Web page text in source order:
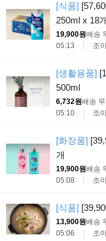
[식품]
250ml x 18
19,900원배송
05:13
조
[생활용품]
500ml
6,732원배송
05:10
조
[화장품]
개
19,900원배송
05:08
조
[식품]
13,900원배송
05:06
조